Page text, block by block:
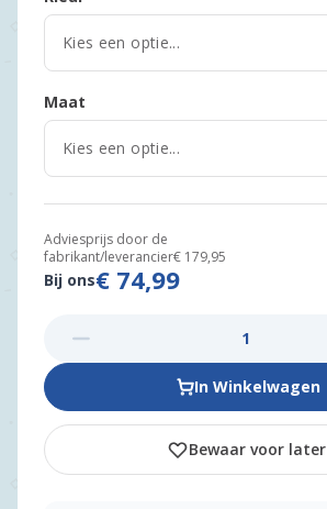
Maat
Adviesprijs door de
fabrikant/leverancier€ 179,95
Bij ons€ 74,99
In Winkelwagen
Bewaar voor later